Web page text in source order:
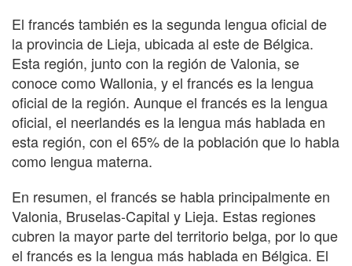
El francés también es la segunda lengua oficial de
la provincia de Lieja, ubicada al este de Bélgica.
Esta región, junto con la región de Valonia, se
conoce como Wallonia, y el francés es la lengua
oficial de la región. Aunque el francés es la lengua
oficial, el neerlandés es la lengua más hablada en
esta región, con el 65% de la población que lo habla
como lengua materna.
En resumen, el francés se habla principalmente en
Valonia, Bruselas-Capital y Lieja. Estas regiones
cubren la mayor parte del territorio belga, por lo que
el francés es la lengua más hablada en Bélgica. El